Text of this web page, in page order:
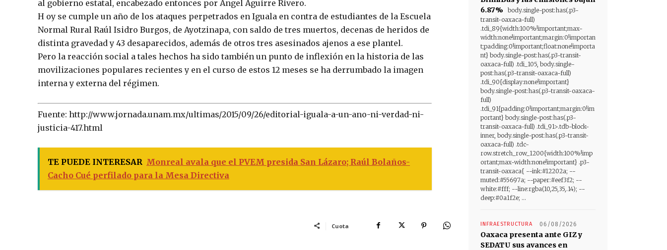
al gobierno estatal, encabezado entonces por Ángel Aguirre Rivero.
H oy se cumple un año de los ataques perpetrados en Iguala en contra de estudiantes de la Escuela
Normal Rural Raúl Isidro Burgos, de Ayotzinapa, con saldo de tres muertos, decenas de heridos de
distinta gravedad y 43 desaparecidos, además de otros tres asesinados ajenos a ese plantel.
Pero la reacción social a tales hechos ha sido también un punto de inflexión en la historia de las
movilizaciones populares recientes y en el curso de estos 12 meses se ha derrumbado la imagen
interna y externa del régimen.
Fuente: http://www.jornada.unam.mx/ultimas/2015/09/26/editorial-iguala-a-un-ano-ni-verdad-ni-
justicia-417.html
TE PUEDE INTERESAR Monreal avala que el PVEM presida San Lázaro; Raúl Bolaños-
Cacho Cué perfilado para la Mesa Directiva
Cuota
6.87%
body.single-post:has(.p3-
transit-oaxaca-full)
.tdi_89{width:100%!important;max-
width:none!important;margin:0!importan
t;padding:0!important;float:none!importa
nt} body.single-post:has(.p3-transit-
oaxaca-full) .tdi_105, body.single-
post:has(.p3-transit-oaxaca-full)
.tdi_90{display:none!important}
body.single-post:has(.p3-transit-oaxaca-
full)
.tdi_91{padding:0!important;margin:0!im
portant} body.single-post:has(.p3-
transit-oaxaca-full) .tdi_91>.tdb-block-
inner, body.single-post:has(.p3-transit-
oaxaca-full) .tdc-
row.stretch_row_1200{width:100%!imp
ortant;max-width:none!important} .p3-
transit-oaxaca{ --ink:#12202a; --
muted:#55697a; --paper:#eef3f2; --
white:#fff; --line:rgba(10,25,35,.14); --
deep:#0a1f2e; ...
INFRAESTRUCTURA 06/08/2026
Oaxaca presenta ante GIZ y
SEDATU sus avances en